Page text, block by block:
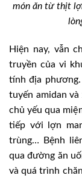
món ăn từ thịt
Hiện nay, vẫn
truyền của vi
tính địa
tuyến amidan
chủ yếu qua
tiếp với lợn
trùng… Bệnh
qua đường ăn
và quá trình